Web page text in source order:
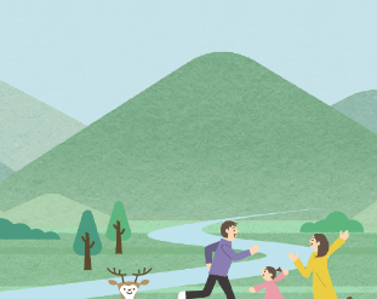
UIターン支援
地域づくり支援
ニュース
採用情報